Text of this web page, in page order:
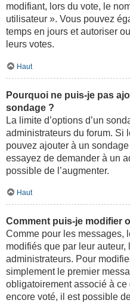
modifiant, lors du vote, le
utilisateur ». Vous pouvez
temps en jours et autoriser
leurs votes.
Haut
Pourquoi ne puis-je pas
sondage ?
La limite d’options d’un
administrateurs du forum. Si
pouvez ajouter à un
essayez de demander à un
possible de l’augmenter.
Haut
Comment puis-je modifier
Comme pour les messages,
modifiés que par leur auteur,
administrateurs. Pour
simplement le premier
obligatoirement associé à ce
encore voté, il est possible